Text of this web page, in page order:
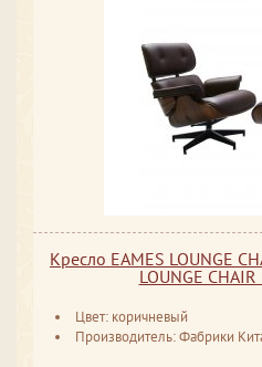
Кресло EAMES LOUNGE
LOUNGE
Цвет: коричневый
Производитель: Фабрики